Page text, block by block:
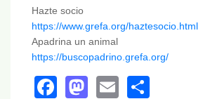
Hazte socio
https://www.grefa.org/haztesocio.html
Apadrina un animal
https://buscopadrino.grefa.org/
Facebook
Mastodon
Email